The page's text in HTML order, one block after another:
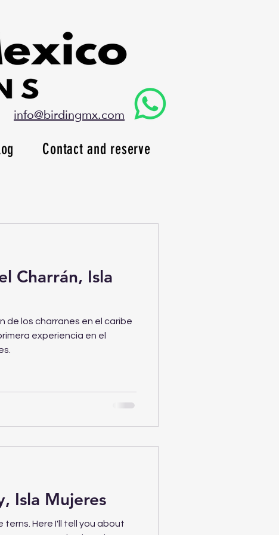
info@birdingmx.com
Contact and reserve
Charrán, Isla
de los charranes en el caribe
experiencia en el
Isla Mujeres
Here I'll tell you about